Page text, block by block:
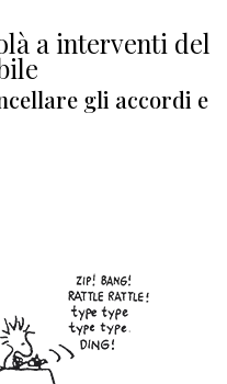
a interventi del
gli accordi e